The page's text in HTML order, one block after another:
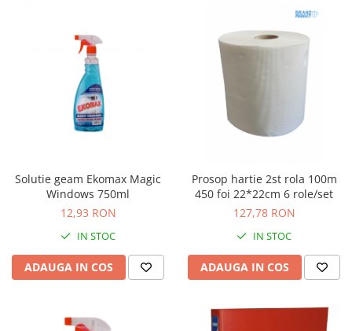
Solutie geam Ekomax Magic
Windows 750ml
12,93 RON
IN STOC
ADAUGA IN COS
Prosop hartie 2st rola 100m
450 foi 22*22cm 6 role/set
127,78 RON
IN STOC
ADAUGA IN COS